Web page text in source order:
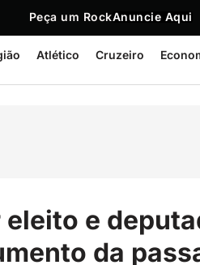
Peça um RockAnuncie Aqui
Atlético Cruzeiro
eleito e
da